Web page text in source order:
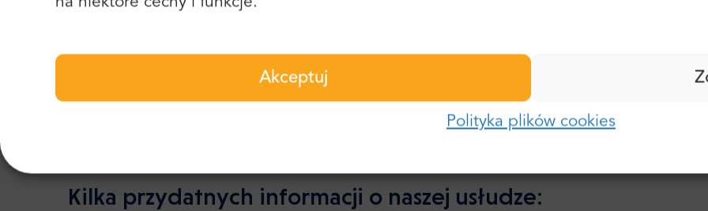
Akceptuj
Polityka plików cookies
Kilka przydatnych informacji o naszej usłudze: